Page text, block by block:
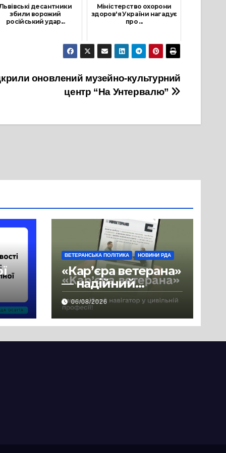
десантники
збили ворожий
російський удар...
Міністерство охорони
здоров'я України нагадує
про ...
9 Квітня, 2025
оновлений музейно-культурний
центр “На Унтервалю”
ВЕТЕРАНСЬКА ПОЛІТИКА НОВИНИ РДА
«Кар’єра ветерана»
— надійний
навігатор у
цивільній професії
06/08/2026